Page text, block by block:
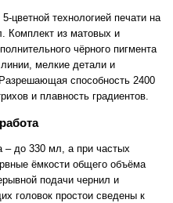
цветной технологией печати на
Комплект из матовых и
чёрного пигмента
мелкие детали и
способность 2400
и плавность градиентов.
– до 330 мл, а при частых
ёмкости общего объёма
подачи чернил и
головок простои сведены к